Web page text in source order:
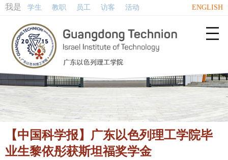
我是 学生 教职 员工 访客 活动 ENGLISH

【中国科学报】广东以色列理工学院毕
业生黎依彤获斯坦福奖学金